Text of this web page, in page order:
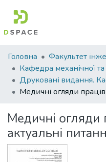
Фонди
та
зібрання
Пошук за критеріями
Статистика
Головна
Медичні огляди
актуальні